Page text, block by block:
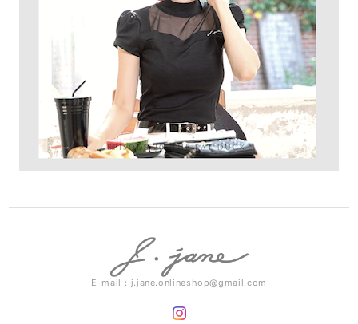
E-mail： j.jane.onlineshop@gmail.com